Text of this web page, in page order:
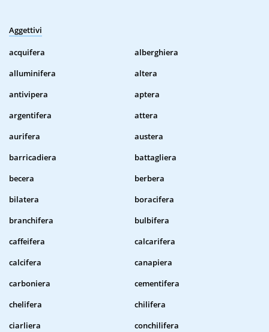
Aggettivi
acquifera
alberghiera
alluminifera
altera
antivipera
aptera
argentifera
attera
aurifera
austera
barricadiera
battagliera
becera
berbera
bilatera
boracifera
branchifera
bulbifera
caffeifera
calcarifera
calcifera
canapiera
carboniera
cementifera
chelifera
chilifera
ciarliera
conchilifera